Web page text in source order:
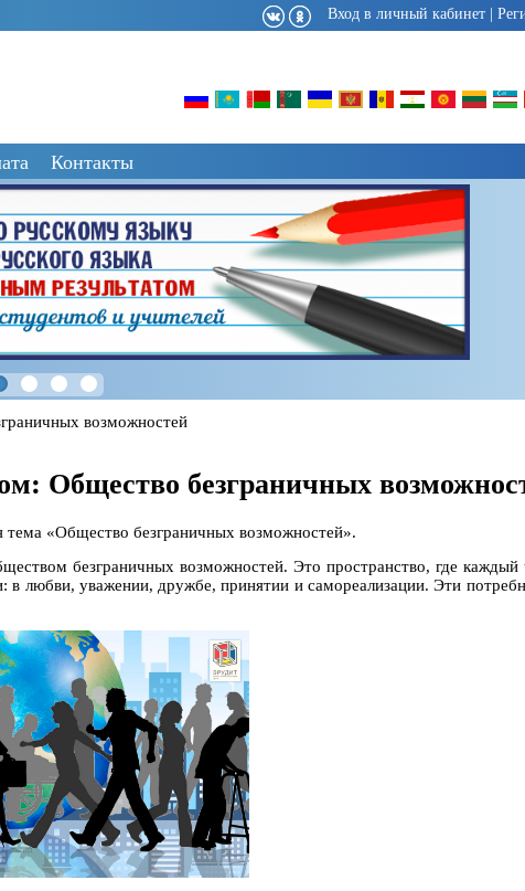
Вход в личный кабинет
Контакты
возможностей
Общество безграничных
тема «Общество безграничных возможностей».
безграничных возможностей. Это пространство, где каждый
любви, уважении, дружбе, принятии и самореализации. Эти